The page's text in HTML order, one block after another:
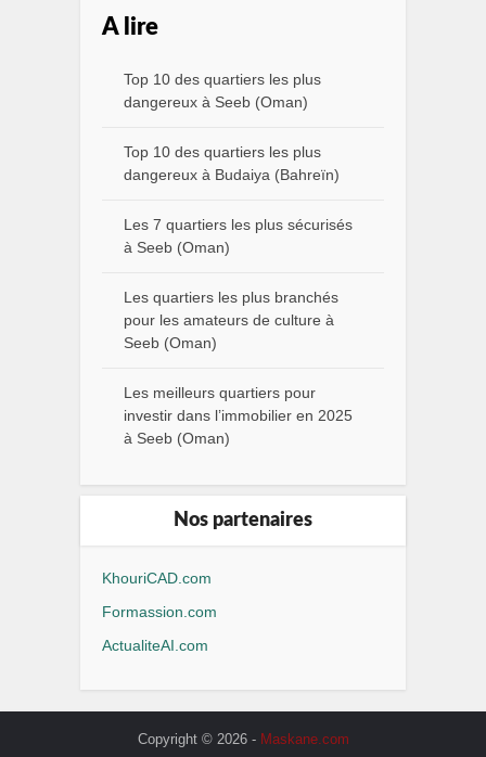
A lire
Top 10 des quartiers les plus
dangereux à Seeb (Oman)
Top 10 des quartiers les plus
dangereux à Budaiya (Bahreïn)
Les 7 quartiers les plus sécurisés
à Seeb (Oman)
Les quartiers les plus branchés
pour les amateurs de culture à
Seeb (Oman)
Les meilleurs quartiers pour
investir dans l’immobilier en 2025
à Seeb (Oman)
Nos partenaires
KhouriCAD.com
Formassion.com
ActualiteAI.com
Copyright © 2026 - Maskane.com